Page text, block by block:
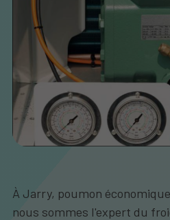
À Jarry, poumon
nous sommes l'expert du